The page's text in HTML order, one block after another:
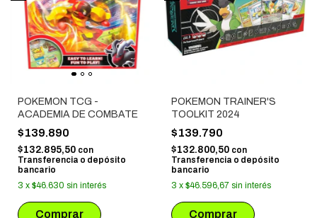
POKEMON TCG -
ACADEMIA DE COMBATE
$139.890
$132.895,50 con
Transferencia o depósito
bancario
3 x $46.630 sin interés
POKEMON TRAINER'S
TOOLKIT 2024
$139.790
$132.800,50 con
Transferencia o depósito
bancario
3 x $46.596,67 sin interés